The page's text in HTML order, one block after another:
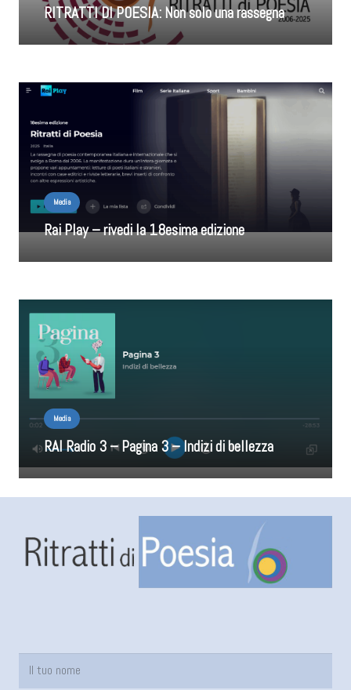
RITRATTI DI POESIA: Non solo una rassegna
Media
Rai Play – rivedi la 18esima edizione
Media
RAI Radio 3 – Pagina 3 – Indizi di bellezza